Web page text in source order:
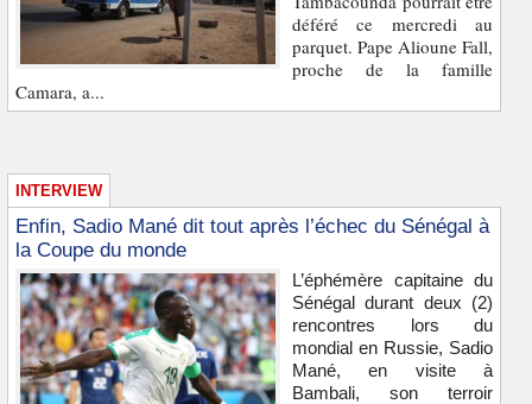
déféré ce mercredi au
parquet. Pape Alioune Fall,
proche de la famille
Camara, a...
INTERVIEW
Enfin, Sadio Mané dit tout après l’échec du Sénégal à
la Coupe du monde
L’éphémère capitaine du
Sénégal durant deux (2)
rencontres lors du
mondial en Russie, Sadio
Mané, en visite à
Bambali, son terroir